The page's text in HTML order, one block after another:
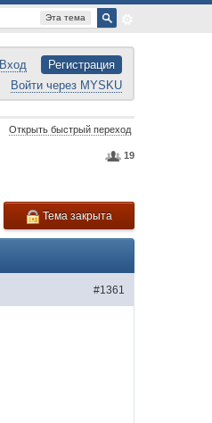
Эта тема
Вход
Регистрация
Войти через MYSKU
Открыть быстрый переход
19
Тема закрыта
#1361